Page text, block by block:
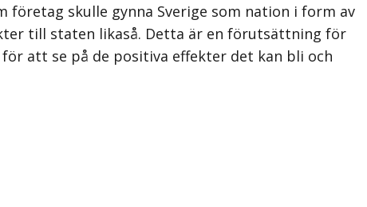
skulle gynna Sverige som nation i form av
till staten likaså. Detta är en förutsättning för
att se på de positiva effekter det kan bli och